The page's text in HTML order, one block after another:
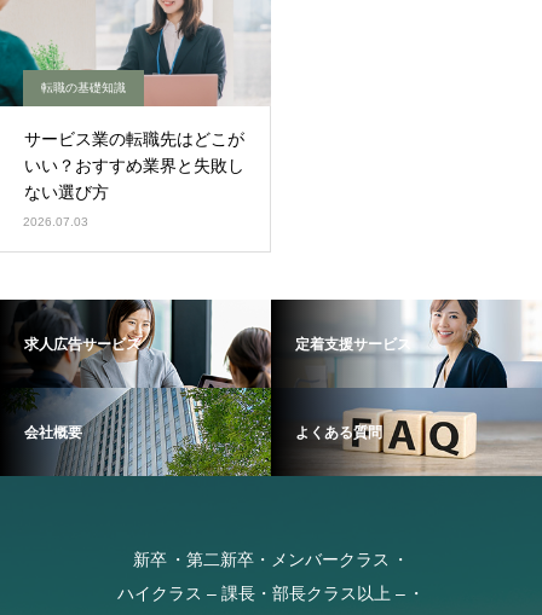
転職の基礎知識
サービス業の転職先はどこが
いい？おすすめ業界と失敗し
ない選び方
2026.07.03
求人広告サービス 定着支援サービス
会社概要 よくある質問
新卒
第二新卒・メンバークラス
ハイクラス – 課長・部長クラス以上 –